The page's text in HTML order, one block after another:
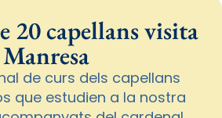
20 capellans visita
Manresa
de curs dels capellans
que estudien a la nostra